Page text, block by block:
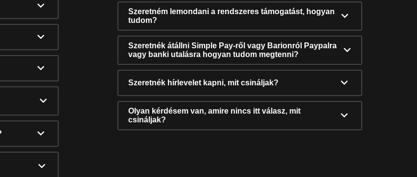
Szeretném lemondani a rendszeres támogatást, hogyan
tudom?
Szeretnék átállni Simple Pay-ről vagy Barionról Paypalra
vagy banki utalásra hogyan tudom megtenni?
Szeretnék hírlevelet kapni, mit csináljak?
Olyan kérdésem van, amire nincs itt válasz, mit
csináljak?